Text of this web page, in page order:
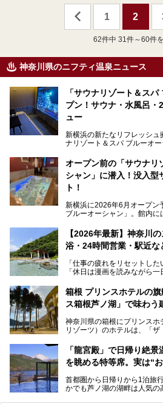
1 2
62件中 31件～60件
神奈川県のニフティ温泉ニュース
「サウナリゾート＆ス
プン！サウナ・水風呂・
ュー
新横浜の新たなリフレッシ
ナリゾート＆スパ ブルーオ
す。サウナや水風呂の気持ち
ペースの過ごしやすさまで徹
常の疲れをリセットしたい
は必見です。
オープン前の「サウナリ
シャン」に潜入！没入型
ト！
新横浜に2026年6月オープン
ブルーオーシャン」。館内に
的な“没入感（イマーシブ）
今回は、そんな大注目の施
を見学させていただきまし
サウナ室の中に咲き誇る桜、
リのビーチを思わせる休憩
内の様子をレポートします！
【2026年最新】神奈川
浴・24時間営業・駅近
「仕事の疲れをリセットし
「休日は漫画を読みながら
たい」
そんな「癒やされたい」とい
神奈川県には、サウナや岩盤
など、“非日常”を味わえるス
う」という人も多いはず。
そこで今回は、神奈川県内の
業」「駅近」など、目的別
今の気分にぴったりの施設
箱根 プリンスホテルの
ス箱根芦ノ湖」で味わう
神奈川県の箱根にプリンスホ
リゾーツ）のホテルは、「ザ
「箱根仙石原プリンスホテ
「ザ・プリンス 箱根芦ノ湖
プ（旗艦）に位置づけられ
昭和の日本を代表する建築家
に建てた桃源郷のようなホ
「龍宮殿」で日帰り絶
を眺める特等席。実は“
首都圏から日帰りから1泊旅
かでも芦ノ湖の湖畔は人気の